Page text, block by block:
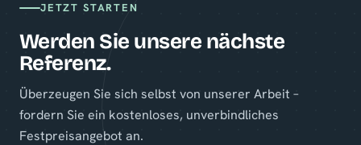
JETZT STARTEN
Werden Sie unsere nächste
Referenz.
Überzeugen Sie sich selbst von unserer Arbeit –
fordern Sie ein kostenloses, unverbindliches
Festpreisangebot an.